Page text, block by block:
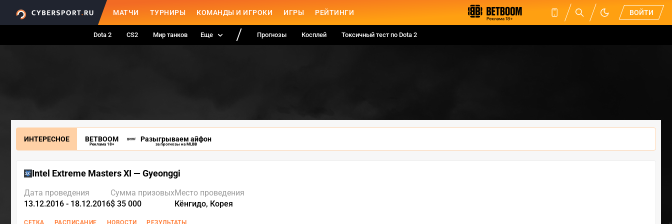
МАТЧИ ТУРНИРЫ КОМАНДЫ И ИГРОКИ ИГРЫ РЕЙТИНГИ ВОЙТИ
Dota 2 CS2 Мир танков Еще Прогнозы Косплей Токсичный тест по Dota 2
ИНТЕРЕСНОЕ BETBOOM
Реклама 18+
Разыгрываем айфон
за прогнозы на MLBB
Intel Extreme Masters XI — Gyeonggi
Дата проведения
13.12.2016 - 18.12.2016
Сумма призовых
$ 35 000
Место проведения
Кёнгидо, Корея
СЕТКА РАСПИСАНИЕ НОВОСТИ РЕЗУЛЬТАТЫ